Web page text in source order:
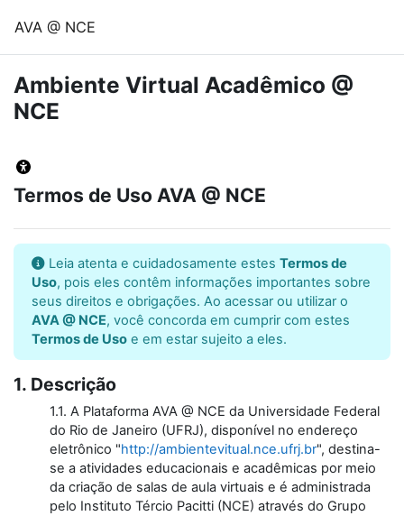
AVA @ NCE
Ambiente Virtual Acadêmico @
NCE
Termos de Uso AVA @ NCE
Leia atenta e cuidadosamente estes Termos de
Uso, pois eles contêm informações importantes sobre
seus direitos e obrigações. Ao acessar ou utilizar o
AVA @ NCE, você concorda em cumprir com estes
Termos de Uso e em estar sujeito a eles.
1. Descrição
1.1. A Plataforma AVA @ NCE da Universidade Federal
do Rio de Janeiro (UFRJ), disponível no endereço
eletrônico "http://ambientevitual.nce.ufrj.br", destina-
se a atividades educacionais e acadêmicas por meio
da criação de salas de aula virtuais e é administrada
pelo Instituto Tércio Pacitti (NCE) através do Grupo